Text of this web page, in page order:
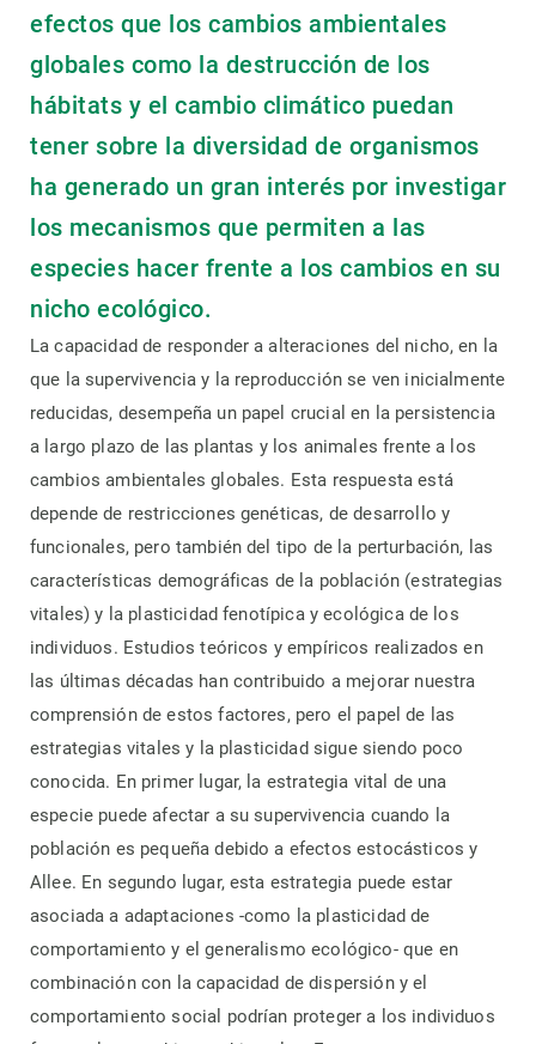
efectos que los cambios ambientales
globales como la destrucción de los
hábitats y el cambio climático puedan
tener sobre la diversidad de organismos
ha generado un gran interés por investigar
los mecanismos que permiten a las
especies hacer frente a los cambios en su
nicho ecológico.
La capacidad de responder a alteraciones del nicho, en la
que la supervivencia y la reproducción se ven inicialmente
reducidas, desempeña un papel crucial en la persistencia
a largo plazo de las plantas y los animales frente a los
cambios ambientales globales. Esta respuesta está
depende de restricciones genéticas, de desarrollo y
funcionales, pero también del tipo de la perturbación, las
características demográficas de la población (estrategias
vitales) y la plasticidad fenotípica y ecológica de los
individuos. Estudios teóricos y empíricos realizados en
las últimas décadas han contribuido a mejorar nuestra
comprensión de estos factores, pero el papel de las
estrategias vitales y la plasticidad sigue siendo poco
conocida. En primer lugar, la estrategia vital de una
especie puede afectar a su supervivencia cuando la
población es pequeña debido a efectos estocásticos y
Allee. En segundo lugar, esta estrategia puede estar
asociada a adaptaciones -como la plasticidad de
comportamiento y el generalismo ecológico- que en
combinación con la capacidad de dispersión y el
comportamiento social podrían proteger a los individuos